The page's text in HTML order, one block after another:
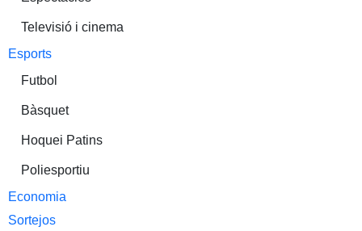
Televisió i cinema
Esports
Futbol
Bàsquet
Hoquei Patins
Poliesportiu
Economia
Sortejos